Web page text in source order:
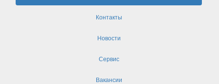
Контакты
Новости
Сервис
Вакансии